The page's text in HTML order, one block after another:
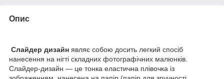
Опис
Слайдер дизайн являє собою досить легкий спосіб
нанесення на нігті складних фотографічних малюнків.
Слайдер-дизайн — це тонка еластична плівочка із